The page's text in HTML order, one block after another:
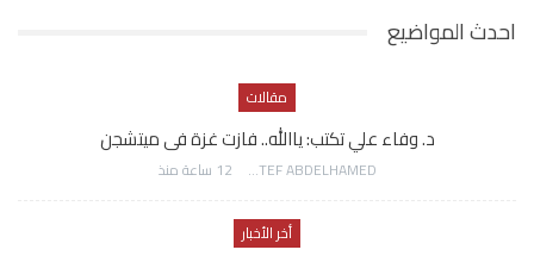
احدث المواضيع
مقالات
د. وفاء علي تكتب: ياالله.. فازت غزة فى ميتشجن
AWATEF ABDELHAMED 12 ساعة منذ
أخر الأخبار